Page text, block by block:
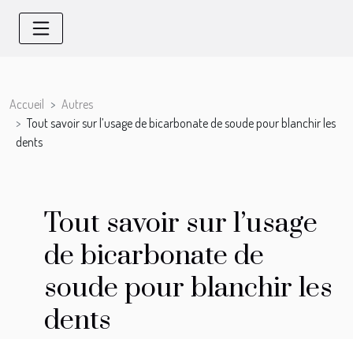
Accueil
Autres
Tout savoir sur l’usage de bicarbonate de soude pour blanchir les
dents
Tout savoir sur l’usage
de bicarbonate de
soude pour blanchir les
dents